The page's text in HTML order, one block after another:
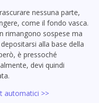
nessuna parte,
come il fondo vasca.
rimangono sospese ma
alla base della
è pressoché
devi quindi
automatici >>